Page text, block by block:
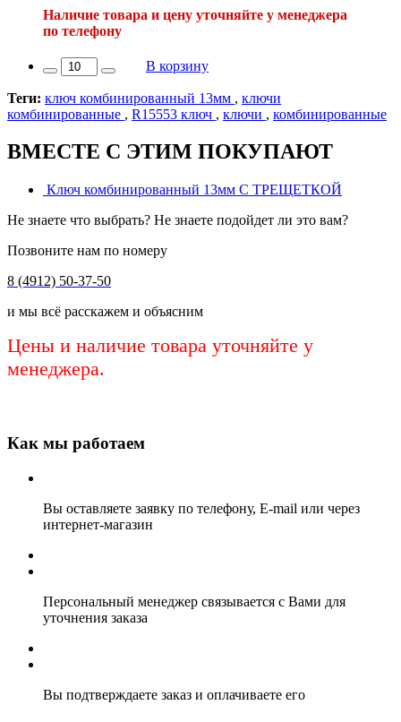
Наличие товара и цену уточняйте у менеджера
по телефону
В корзину
Теги: ключ комбинированный 13мм , ключи
комбинированные , R15553 ключ , ключи , комбинированные
ВМЕСТЕ С ЭТИМ ПОКУПАЮТ
Ключ комбинированный 13мм С ТРЕЩЕТКОЙ
Не знаете что выбрать? Не знаете подойдет ли это вам?
Позвоните нам по номеру
8 (4912) 50-37-50
и мы всё расскажем и объясним
Цены и наличие товара уточняйте у
менеджера.
Как мы работаем
Вы оставляете заявку по телефону, E-mail или через
интернет-магазин
Персональный менеджер связывается с Вами для
уточнения заказа
Вы подтверждаете заказ и оплачиваете его